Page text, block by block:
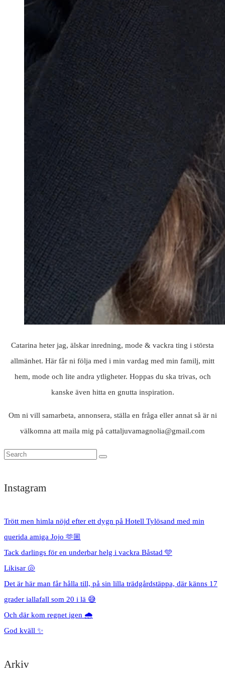
Catarina heter jag, älskar inredning, mode & vackra ting i största
allmänhet. Här får ni följa med i min vardag med min familj, mitt
hem, mode och lite andra ytligheter. Hoppas du ska trivas, och
kanske även hitta en gnutta inspiration.
Om ni vill samarbeta, annonsera, ställa en fråga eller annat så är ni
välkomna att maila mig på cattaljuvamagnolia@gmail.com
Instagram
Trött men himla nöjd efter ett dygn på Hotell Tylösand med min
querida amiga Jojo 🫶🏼
Tack darlings för en underbar helg i vackra Båstad 🩵
Likisar 🐚
Det är här man får hålla till, på sin lilla trädgårdstäppa, där känns 17
grader iallafall som 20 i lä 😅
Och där kom regnet igen 🌧️
God kväll ✨
Arkiv